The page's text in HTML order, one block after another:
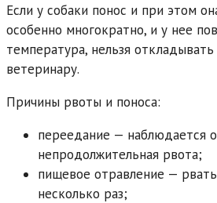
Если у собаки понос и при этом
особенно многократно, и у нее
температура, нельзя
ветеринару.
Причины рвоты и поноса:
переедание — наблюдается
непродолжительная рвота;
пищевое отравление —
несколько раз;